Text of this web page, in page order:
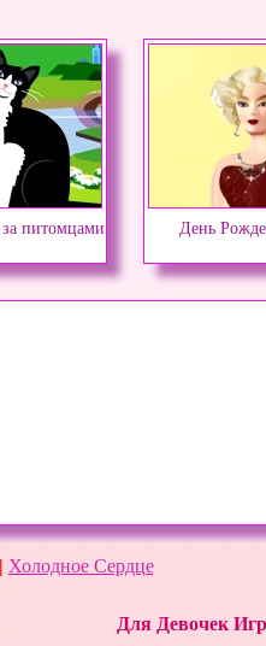
питомцами День
Холодное Сердце
Для Девочек